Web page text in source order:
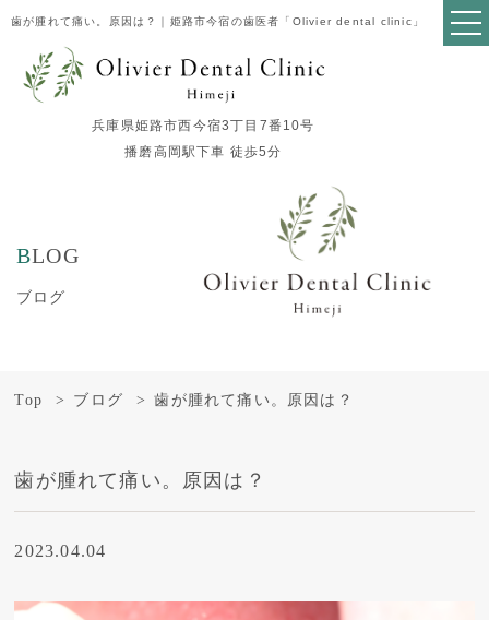
歯が腫れて痛い。原因は？｜姫路市今宿の歯医者「Olivier dental clinic」
兵庫県姫路市西今宿3丁目7番10号
播磨高岡駅下車 徒歩5分
BLOG
ブログ
Top ブログ 歯が腫れて痛い。原因は？
歯が腫れて痛い。原因は？
2023.04.04